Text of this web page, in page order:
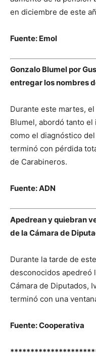
en diciembre de este
Fuente: Emol
Gonzalo Blumel por
entregar los nombres
Durante este martes,
Blumel, abordó tanto el
como el diagnóstico
terminó con pérdida
de Carabineros.
Fuente: ADN
Apedrean y quiebran
de la Cámara de
Durante la tarde de
desconocidos apedreó
Cámara de Diputados,
terminó con una
Fuente: Cooperativa